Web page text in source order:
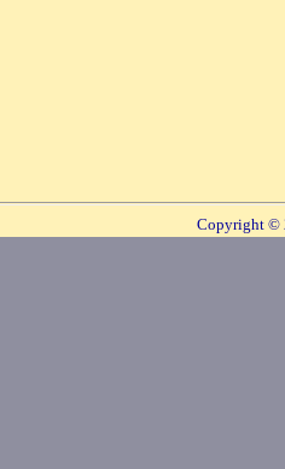
Copyright ©